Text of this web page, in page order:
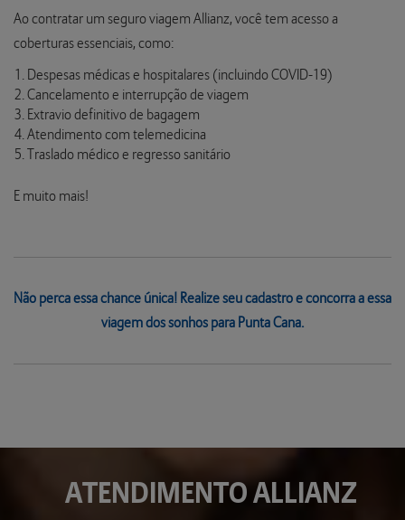
Ao contratar um seguro viagem Allianz, você tem acesso a
coberturas essenciais, como:
Despesas médicas e hospitalares (incluindo COVID-19)
Cancelamento e interrupção de viagem
Extravio definitivo de bagagem
Atendimento com telemedicina
Traslado médico e regresso sanitário
E muito mais!
Não perca essa chance única! Realize seu cadastro e concorra a essa
viagem dos sonhos para Punta Cana.
ATENDIMENTOALLIANZ